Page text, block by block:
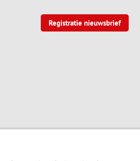
Registratie nieuwsbrief